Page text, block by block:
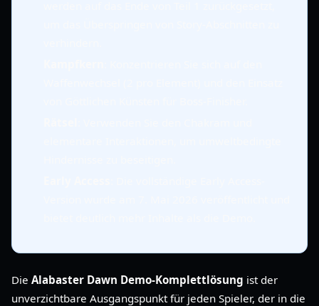
Die Alabaster Dawn Demo-Komplettlösung ist der
unverzichtbare Ausgangspunkt für jeden Spieler, der in die